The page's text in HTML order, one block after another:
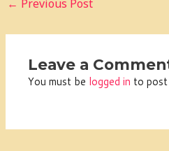
← Previous Post
Leave a
You must be logged in to post